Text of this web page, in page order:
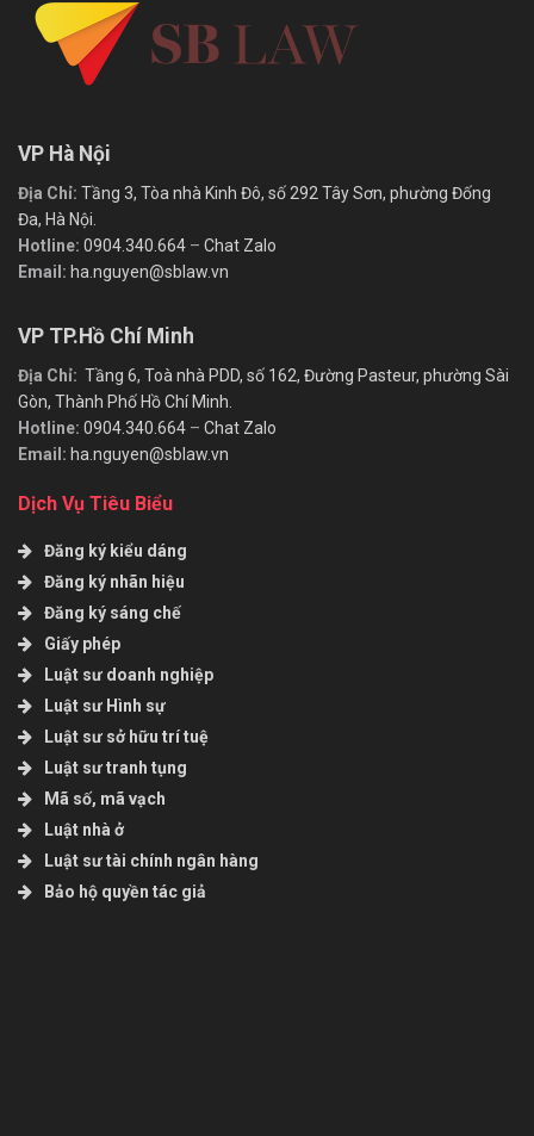
VP Hà Nội
Địa Chỉ: Tầng 3, Tòa nhà Kinh Đô, số 292 Tây Sơn, phường Đống
Đa, Hà Nội.
Hotline: 0904.340.664 – Chat Zalo
Email: ha.nguyen@sblaw.vn
VP TP.Hồ Chí Minh
Địa Chỉ: Tầng 6, Toà nhà PDD, số 162, Đường Pasteur, phường Sài
Gòn, Thành Phố Hồ Chí Minh.
Hotline: 0904.340.664 – Chat Zalo
Email: ha.nguyen@sblaw.vn
Dịch Vụ Tiêu Biểu
Đăng ký kiểu dáng
Đăng ký nhãn hiệu
Đăng ký sáng chế
Giấy phép
Luật sư doanh nghiệp
Luật sư Hình sự
Luật sư sở hữu trí tuệ
Luật sư tranh tụng
Mã số, mã vạch
Luật nhà ở
Luật sư tài chính ngân hàng
Bảo hộ quyền tác giả